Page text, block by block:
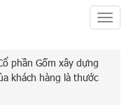
phần Gốm xây dựng
khách hàng là thước